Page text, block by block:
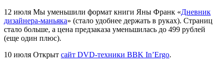
12 июля Мы уменьшили формат книги Яны Франк «Дневник
дизайнера-маньяка» (стало удобнее держать в руках). Страниц
стало больше, а цена предзаказа уменьшилась до 499 рублей
(еще один плюс).
10 июля Открыт сайт DVD-техники BBK In’Ergo.